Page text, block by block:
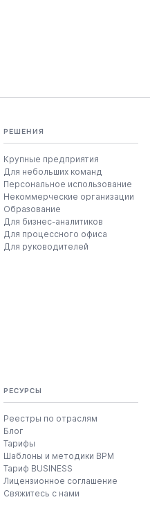
РЕШЕНИЯ
Крупные предприятия
Для небольших команд
Персональное использование
Некоммерческие организации
Образование
Для бизнес-аналитиков
Для процессного офиса
Для руководителей
РЕСУРСЫ
Реестры по отраслям
Блог
Тарифы
Шаблоны и методики BPM
Тариф BUSINESS
Лицензионное соглашение
Свяжитесь с нами